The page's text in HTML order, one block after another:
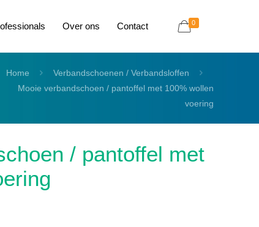
Over ons Contact 0
Home
Verbandschoenen / Verbandsloffen
Mooie verbandschoen / pantoffel met 100% wollen
voering
/ pantoffel met